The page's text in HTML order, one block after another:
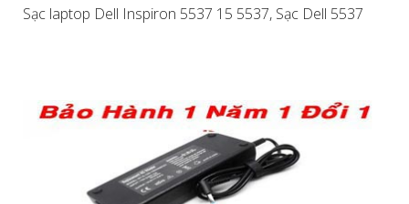
Sạc laptop Dell Inspiron 5537 15 5537, Sạc Dell 5537